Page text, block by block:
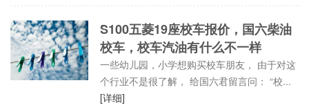
S100五菱19座校车报价，国六柴油
校车，校车汽油有什么不一样
一些幼儿园，小学想购买校车朋友， 由于对这
个行业不是很了解， 给国六君留言问： “校...
[详细]